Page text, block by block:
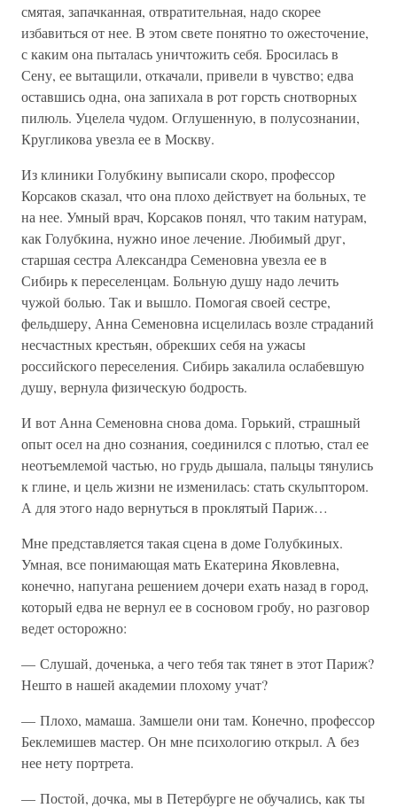
смятая, запачканная, отвратительная, надо скорее
избавиться от нее. В этом свете понятно то ожесточение,
с каким она пыталась уничтожить себя. Бросилась в
Сену, ее вытащили, откачали, привели в чувство; едва
оставшись одна, она запихала в рот горсть снотворных
пилюль. Уцелела чудом. Оглушенную, в полусознании,
Кругликова увезла ее в Москву.
Из клиники Голубкину выписали скоро, профессор
Корсаков сказал, что она плохо действует на больных, те
на нее. Умный врач, Корсаков понял, что таким натурам,
как Голубкина, нужно иное лечение. Любимый друг,
старшая сестра Александра Семеновна увезла ее в
Сибирь к переселенцам. Больную душу надо лечить
чужой болью. Так и вышло. Помогая своей сестре,
фельдшеру, Анна Семеновна исцелилась возле страданий
несчастных крестьян, обрекших себя на ужасы
российского переселения. Сибирь закалила ослабевшую
душу, вернула физическую бодрость.
И вот Анна Семеновна снова дома. Горький, страшный
опыт осел на дно сознания, соединился с плотью, стал ее
неотъемлемой частью, но грудь дышала, пальцы тянулись
к глине, и цель жизни не изменилась: стать скульптором.
А для этого надо вернуться в проклятый Париж…
Мне представляется такая сцена в доме Голубкиных.
Умная, все понимающая мать Екатерина Яковлевна,
конечно, напугана решением дочери ехать назад в город,
который едва не вернул ее в сосновом гробу, но разговор
ведет осторожно:
— Слушай, доченька, а чего тебя так тянет в этот Париж?
Нешто в нашей академии плохому учат?
— Плохо, мамаша. Замшели они там. Конечно, профессор
Беклемишев мастер. Он мне психологию открыл. А без
нее нету портрета.
— Постой, дочка, мы в Петербурге не обучались, как ты